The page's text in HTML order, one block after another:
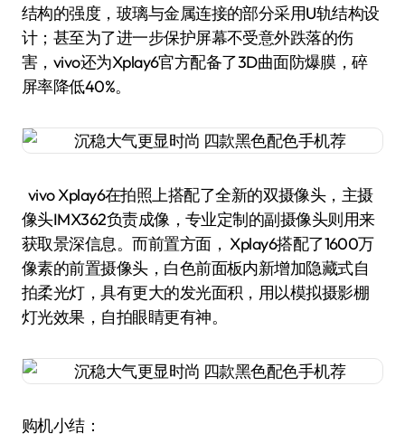
结构的强度，玻璃与金属连接的部分采用U轨结构设
计；甚至为了进一步保护屏幕不受意外跌落的伤
害，vivo还为Xplay6官方配备了3D曲面防爆膜，碎
屏率降低40%。
vivo Xplay6在拍照上搭配了全新的双摄像头，主摄
像头IMX362负责成像，专业定制的副摄像头则用来
获取景深信息。而前置方面， Xplay6搭配了1600万
像素的前置摄像头，白色前面板内新增加隐藏式自
拍柔光灯，具有更大的发光面积，用以模拟摄影棚
灯光效果，自拍眼睛更有神。
购机小结：